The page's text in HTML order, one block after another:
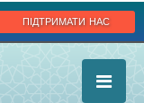
підтримати нас